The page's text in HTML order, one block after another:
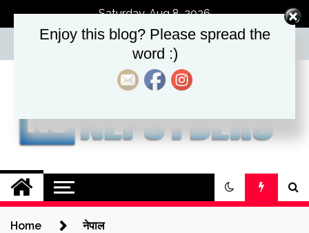
Saturday, Aug 8, 2026
Nepsyders.
Nepalese in Australia
Home नेपाल
Enjoy this blog? Please spread the
word :)